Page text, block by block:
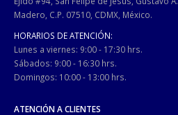
Madero, C.P. 07510, CDMX, México.
HORARIOS DE ATENCIÓN:
Lunes a viernes: 9:00 - 17:30 hrs.
Sábados: 9:00 - 16:30 hrs.
Domingos: 10:00 - 13:00 hrs.
ATENCIÓN A CLIENTES